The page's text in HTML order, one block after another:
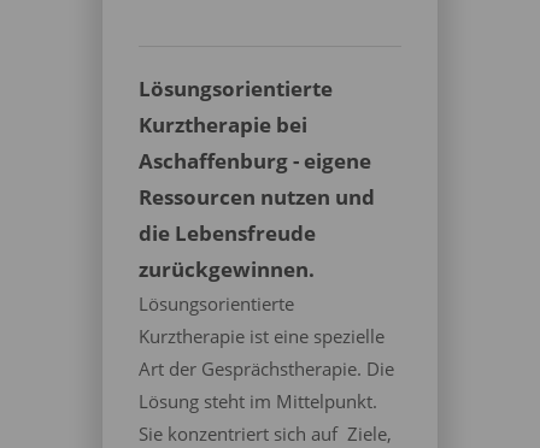
Lösungsorientierte
Kurztherapie bei
Aschaffenburg - eigene
Ressourcen nutzen und
die Lebensfreude
zurückgewinnen.
Lösungsorientierte
Kurztherapie ist eine spezielle
Art der Gesprächstherapie. Die
Lösung steht im Mittelpunkt.
Sie konzentriert sich auf Ziele,